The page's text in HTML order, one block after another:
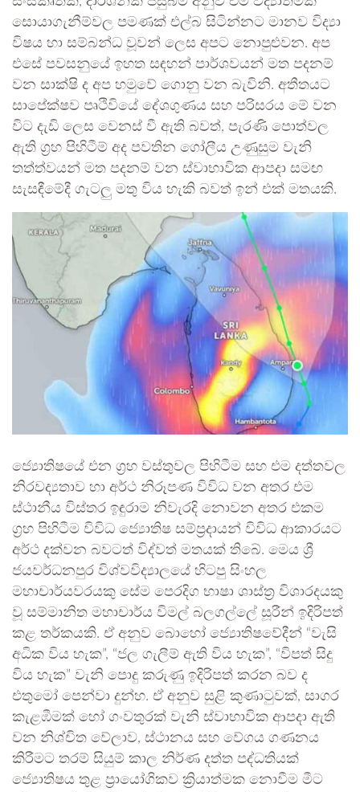
සොයාගැනීම්වල පමණක් එල්බ සිටින්නට මානව විද්‍යා
විෂය හා සම්බන්ධ වූවන් ලෙස අපට නොපුළුවන. අප
එසේ පවසනුයේ ඉහත සඳහන් පාර්ශවයන් මත පදනම්
වන සාක්ෂි ද අප හමුවේ ගොනු වන බැවිනි. අතීතයට
සාපේක්ෂව පෘථිවියේ දේශගුණය සහ පරිසරය මේ වන
විට දැඩි ලෙස වෙනස් වී ඇති බවත්, පැරණි පොත්වල
ඇති ග්‍රහ පිහිටීම් අද පවතින ගෝලීය උණුසුම වැනි
තත්ත්වයන් මත පදනම් වන ස්වාභාවික ආපදා සමඟ
සැසඳීමේදී ගැටලු මතු විය හැකි බවත් ඉන් එක් මතයකි.
​ජ්‍යොතිෂයේ එන ග්‍රහ වස්තුවල පිහිටීම සහ එම දත්තවල
නිරවද්‍යතාව හා අර්ථ නිරූපණ විවිධ වන අතර එම
ස්ථානීය විස්තර ඉඳුරාම නිවැරදි නොවන අතර එකම
ග්‍රහ පිහිටීම විවිධ ජ්‍යොතිෂ සම්ප්‍රදායන් විවිධ ආකාරයට
අර්ථ දක්වන බවටත් විද්වත් මතයක් තිබේ. මෙය ශ්‍රී
ජයවර්ධනපුර විශ්වවිද්‍යාලයේ හිටපු සිංහල
මහාචාර්යවරයකු සේම පෙරදිග භාෂා ශාස්ත්‍ර විශාරදයකු
වූ සම්මානිත මහාචාර්ය විමල් බලගල්ලේ සූරීන් ඉදිරිපත්
කළ තර්කයකි. ඒ අනුව බොහෝ ජ්‍යොතිෂවේදීන් “වැසි
අධික විය හැක”, “ජල ගැලීම් ඇති විය හැක”, “විපත් සිදු
විය හැක” වැනි පොදු කරුණු ඉදිරිපත් කරන බව ද
එතුමෝ පෙන්වා දුන්හ. ඒ අනුව සුළි කුණාටුවක්, සාගර
කැළඹීමක් හෝ ගංවතුරක් වැනි ස්වාභාවික ආපදා ඇති
වන නිශ්චිත වේලාව, ස්ථානය සහ වේගය ගණනය
කිරීමට තරම් සියුම් කාල නිර්ණ දත්ත පද්ධතියක්
ජ්‍යොතිෂය තුළ ප්‍රායෝගිකව ක්‍රියාත්මක නොවීම මීට